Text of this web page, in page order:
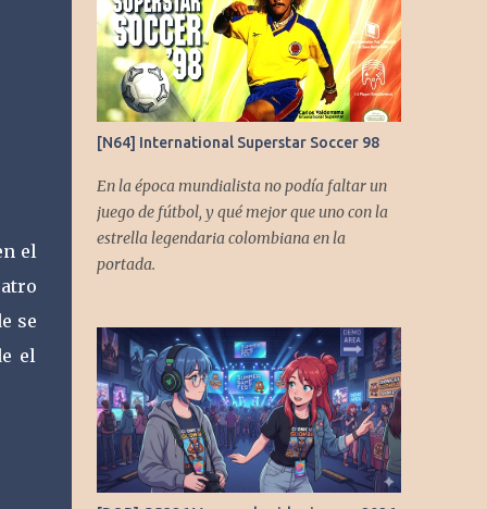
el
se
el
[N64] International Superstar Soccer 98
En la época mundialista no podía faltar un
juego de fútbol, y qué mejor que uno con la
estrella legendaria colombiana en la
portada.